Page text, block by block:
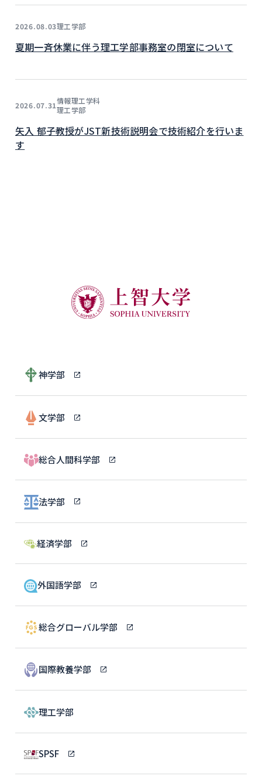
2026.08.03理工学部
夏期一斉休業に伴う理工学部事務室の閉室について
2026.07.31情報理工学科
理工学部
矢入 郁子教授がJST新技術説明会で技術紹介を行いま
す
神学部
文学部
総合人間科学部
法学部
経済学部
外国語学部
総合グローバル学部
国際教養学部
理工学部
SPSF